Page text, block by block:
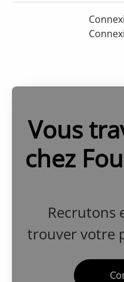
Vous
chez
Recrutons
trouver votre